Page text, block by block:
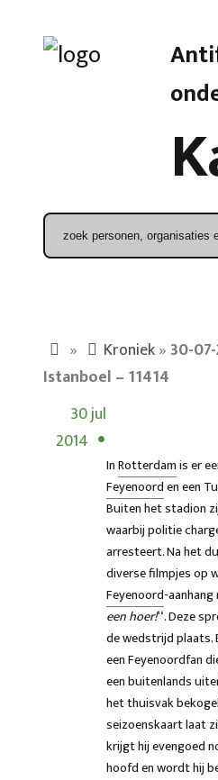
Artikelen
Demonstratieoverzicht
Kroniek
Nieuwsbrief
» Kroniek»30-
Istanboel – 11414
30 jul
2014
InRotterdamis er
Feyenoorden een
Buiten het stadion
waarbij politie
arresteert. Na het
diverse filmpjes op
Feyenoord-
een hoer!“. Deze
de wedstrijd plaats.
een Feyenoordfan
een buitenlands
het thuisvak
seizoenskaart laat
krijgt hij evengoed
hoofd en wordt hij